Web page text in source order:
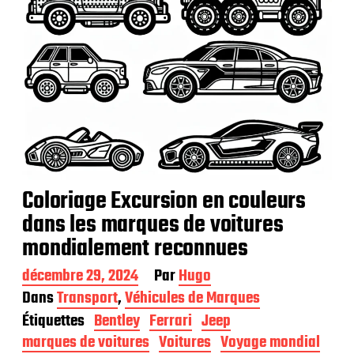
Coloriage Excursion en couleurs
dans les marques de voitures
mondialement reconnues
D
a
t
e
d
décembre 29, 2024 ParHugo
DansTransport,Véhicules de Marques
Étiquettes Bentley Ferrari Jeep
marques de voitures Voitures Voyage mondial